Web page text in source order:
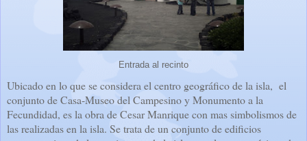
Entrada al recinto
Ubicado en lo que se considera el centro geográfico de la isla, el
conjunto de Casa-Museo del Campesino y Monumento a la
Fecundidad, es la obra de Cesar Manrique con mas simbolismos de
las realizadas en la isla. Se trata de un conjunto de edificios